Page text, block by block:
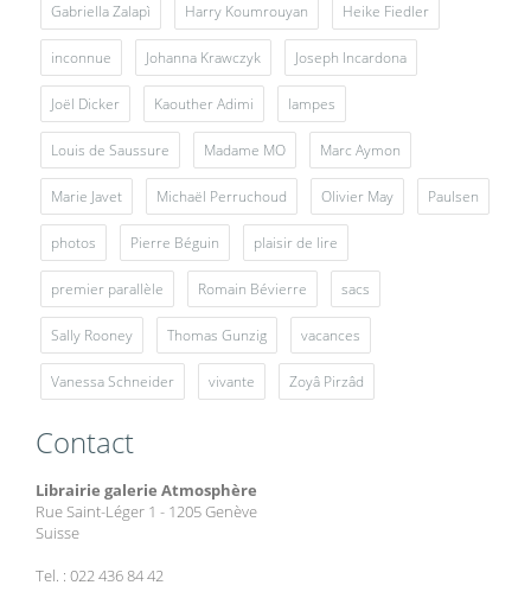
Gabriella Zalapì Harry Koumrouyan Heike Fiedler
inconnue Johanna Krawczyk Joseph Incardona
Joël Dicker Kaouther Adimi lampes
Louis de Saussure Madame MO Marc Aymon
Marie Javet Michaël Perruchoud Olivier May Paulsen
photos Pierre Béguin plaisir de lire
premier parallèle Romain Bévierre sacs
Sally Rooney Thomas Gunzig vacances
Vanessa Schneider vivante Zoyâ Pirzâd
Contact
Librairie galerie Atmosphère
Rue Saint-Léger 1 - 1205 Genève
Suisse
Tel. : 022 436 84 42